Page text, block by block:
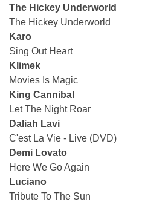
The Hickey Underworld
The Hickey Underworld
Karo
Sing Out Heart
Klimek
Movies Is Magic
King Cannibal
Let The Night Roar
Daliah Lavi
C'est La Vie - Live (DVD)
Demi Lovato
Here We Go Again
Luciano
Tribute To The Sun